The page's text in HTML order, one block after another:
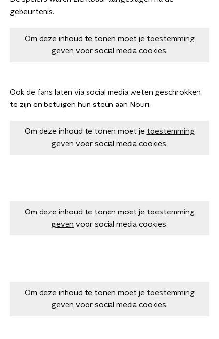
gebeurtenis.
Om deze inhoud te tonen moet je toestemming
geven voor social media cookies.
Ook de fans laten via social media weten geschrokken
te zijn en betuigen hun steun aan Nouri.
Om deze inhoud te tonen moet je toestemming
geven voor social media cookies.
Om deze inhoud te tonen moet je toestemming
geven voor social media cookies.
Om deze inhoud te tonen moet je toestemming
geven voor social media cookies.